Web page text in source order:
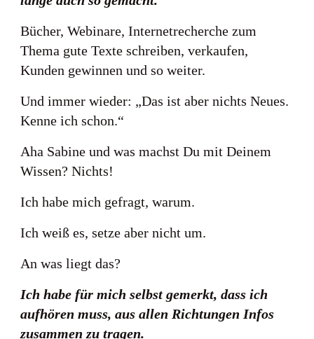
Bücher, Webinare, Internetrecherche zum
Thema gute Texte schreiben, verkaufen,
Kunden gewinnen und so weiter.
Und immer wieder: „Das ist aber nichts Neues.
Kenne ich schon.“
Aha Sabine und was machst Du mit Deinem
Wissen? Nichts!
Ich habe mich gefragt, warum.
Ich weiß es, setze aber nicht um.
An was liegt das?
Ich habe für mich selbst gemerkt, dass ich
aufhören muss, aus allen Richtungen Infos
zusammen zu tragen.